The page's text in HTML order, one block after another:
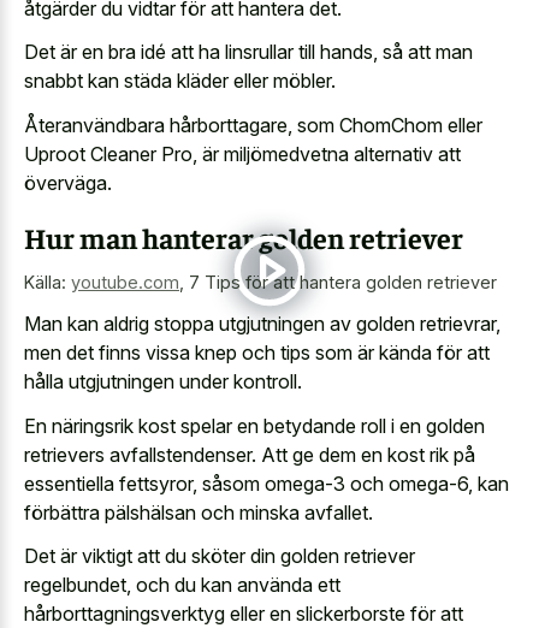
åtgärder du vidtar för att hantera det.
Det är en bra idé att ha linsrullar till hands, så att man
snabbt kan städa kläder eller möbler.
Återanvändbara hårborttagare, som ChomChom eller
Uproot Cleaner Pro, är miljömedvetna alternativ att
överväga.
Hur man hanterar golden retriever
Källa: youtube.com 7 Tips för att hantera golden retriever
Man kan aldrig stoppa utgjutningen av golden retrievrar,
men det finns vissa knep och tips som är kända för att
hålla utgjutningen under kontroll.
En näringsrik kost spelar en betydande roll i en golden
retrievers avfallstendenser. Att ge dem en kost rik på
essentiella fettsyror, såsom omega-3 och omega-6, kan
förbättra pälshälsan och minska avfallet.
Det är viktigt att du sköter din golden retriever
regelbundet, och du kan använda ett
hårborttagningsverktyg eller en slickerborste för att